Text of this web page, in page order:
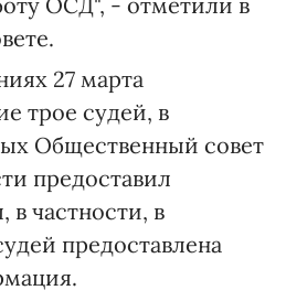
27 марта
трое судей, в
Общественный совет
предоставил
частности, в
предоставлена